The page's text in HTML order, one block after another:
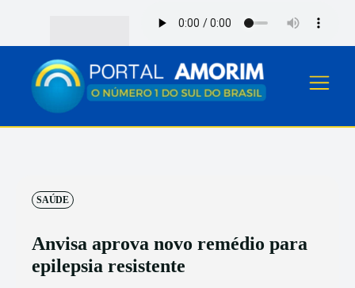
SAÚDE
Anvisa aprova novo remédio para
epilepsia resistente